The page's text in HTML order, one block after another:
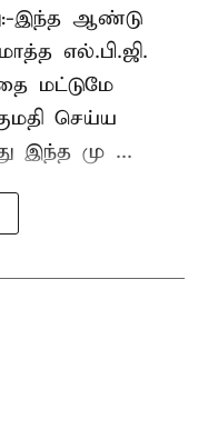
இந்த ஆண்டு
எல்.பி.ஜி.
மட்டுமே
செய்ய
இந்த மு ...